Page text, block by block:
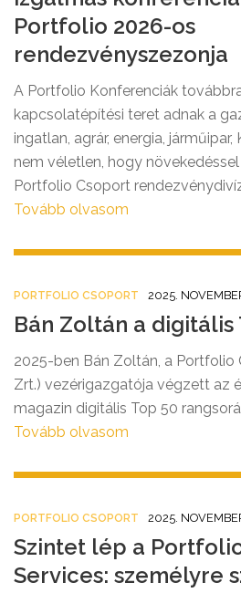
Portfolio 2026-os
rendezvényszezonja
A Portfolio Konferenciák
kapcsolatépítési teret adnak a
ingatlan, agrár, energia,
nem véletlen, hogy
Portfolio Csoport
száma éves alapon 14
rendezvények immár megújult
kedvezményt adunk!
Tovább olvasom
PORTFOLIO CSOPORT 2025.
Bán Zoltán a digitális
2025-ben Bán Zoltán, a Portfolio
Zrt.) vezérigazgatója végzett az
magazin digitális Top 50
Tovább olvasom
PORTFOLIO CSOPORT 2025.
Szintet lép a
Services: személyre